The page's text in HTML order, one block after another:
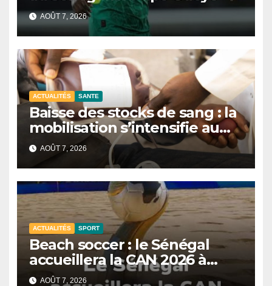
AOÛT 7, 2026
ACTUALITÉS SANTE
Baisse des stocks de sang : la
mobilisation s’intensifie au
CNTS de Dakar.
AOÛT 7, 2026
ACTUALITÉS SPORT
Beach soccer : le Sénégal
accueillera la CAN 2026 à
Dakar.
AOÛT 7, 2026